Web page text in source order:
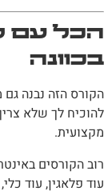
הכל עם
בכוונה
הקורס הזה נבנה
להוכיח לך שלא
מקצועית.
רוב הקורסים
עוד פלאגין, עוד